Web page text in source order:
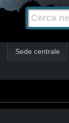
Cerca nel
Sede centrale